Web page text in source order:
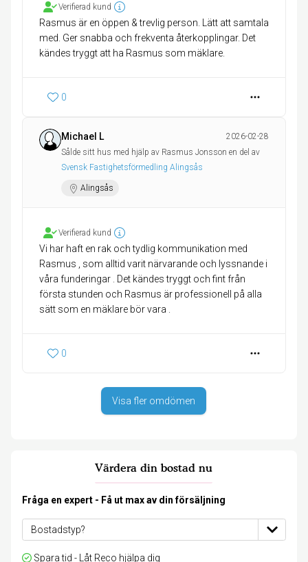
Verifierad kund
Rasmus är en öppen & trevlig person. Lätt att samtala
med. Ger snabba och frekventa återkopplingar. Det
kändes tryggt att ha Rasmus som mäklare.
0
Michael L
2026-02-28
Sålde sitt hus med hjälp av Rasmus Jonsson en del av
Svensk Fastighetsförmedling Alingsås
Alingsås
Verifierad kund
Vi har haft en rak och tydlig kommunikation med
Rasmus , som alltid varit närvarande och lyssnande i
våra funderingar . Det kändes tryggt och fint från
första stunden och Rasmus är professionell på alla
sätt som en mäklare bör vara .
0
Visa fler omdömen
Värdera din bostad nu
Fråga en expert - Få ut max av din försäljning
Spara tid - Låt Reco hjälpa dig